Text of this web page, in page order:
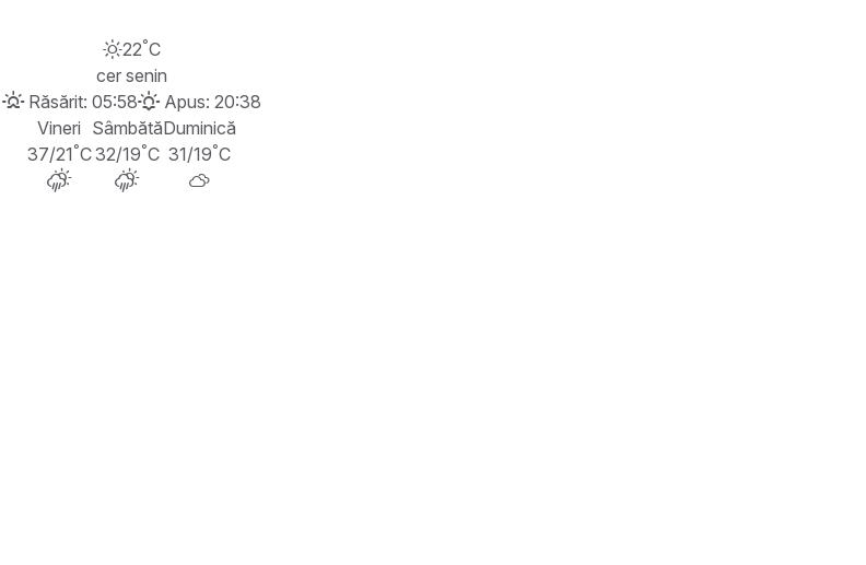
22°C
cer senin
Răsărit: 05:58
Apus: 20:38
Vineri
37/21 °C
Sâmbătă
32/19°C
Duminică
31/19°C